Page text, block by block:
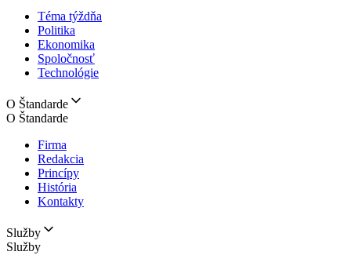
Téma týždňa
Politika
Ekonomika
Spoločnosť
Technológie
O Štandarde
O Štandarde
Firma
Redakcia
Princípy
História
Kontakty
Služby
Služby